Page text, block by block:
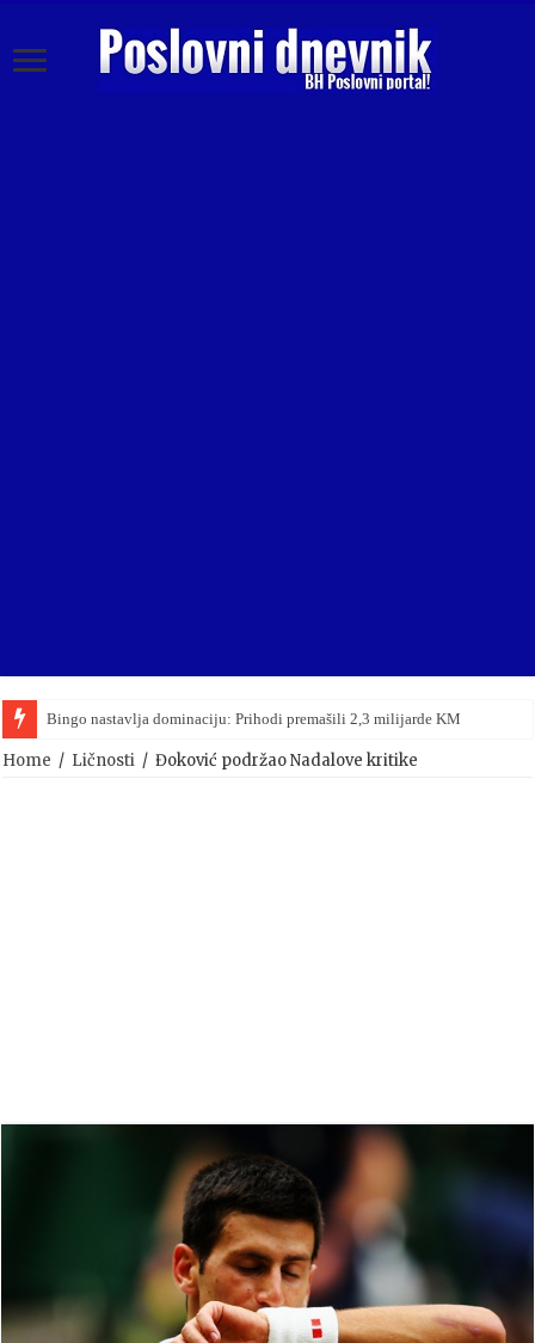
Bingo nastavlja dominaciju: Prihodi premašili 2,3 milijarde KM
Home / Ličnosti / Đoković podržao Nadalove kritike